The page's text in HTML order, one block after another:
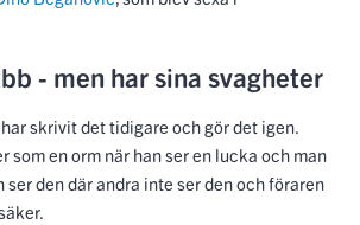
- men har sina svagheter
skrivit det tidigare och gör det igen.
som en orm när han ser en lucka och man
den där andra inte ser den och föraren